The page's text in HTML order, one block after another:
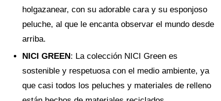
holgazanear, con su adorable cara y su esponjoso
peluche, al que le encanta observar el mundo desde
arriba.
NICI GREEN: La colección NICI Green es
sostenible y respetuosa con el medio ambiente, ya
que casi todos los peluches y materiales de relleno